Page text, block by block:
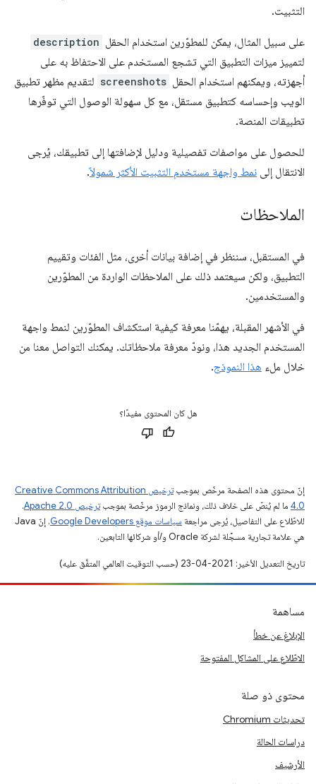
التثبيت.
على سبيل المثال، يمكن للمطوّرين استخدام الحقل description
لتمييز ميزات التطبيق التي تشجع المستخدم على الاحتفاظ به على
أجهزته، ويمكنهم استخدام الحقل screenshots لتقديم مظهر تطبيق
الويب وإحساسه كتطبيق مستقل، مع كل سهولة الوصول التي توفّرها
تطبيقات المنصة.
للحصول على مواصفات تفصيلية ودليل لإضافتها إلى تطبيقك، يُرجى
الانتقال إلى نمط واجهة مستخدم التثبيت الأكثر شمولاً.
الملاحظات
في المستقبل، سننظر في إضافة بيانات أخرى، مثل الفئات وتقييم
التطبيق، ولكن سيعتمد ذلك على الملاحظات الواردة من المطوّرين
والمستخدمين.
في الأشهر المقبلة، يهمّنا معرفة كيفية استكشاف المطوّرين لنمط واجهة
المستخدم الجديد هذا، ونودّ معرفة ملاحظاتك. يمكنك التواصل معنا من
خلال ملء هذا النموذج.
هل كان المحتوى مفيدًا؟
إنّ محتوى هذه الصفحة مرخّص بموجب
ترخيص Creative Commons Attribution
4.0‏ ما لم يُنصّ على خلاف ذلك، ونماذج الرموز مرخّصة بموجبترخيص Apache 2.0‏
.
للاطّلاع على التفاصيل، يُرجى مراجعة سياسات موقع Google Developers‏
. إنّ Java
هي علامة تجارية مسجَّلة لشركة Oracle و/أو شركائها التابعين.
تاريخ التعديل الأخير: 2021-04-23 (حسب التوقيت العالمي المتفَّق عليه)
مساهمة
الإبلاغ عن خطأ
الاطّلاع على المشاكل المفتوحة
محتوى ذو صلة
تحديثات Chromium
دراسات الحالة
الأرشيف